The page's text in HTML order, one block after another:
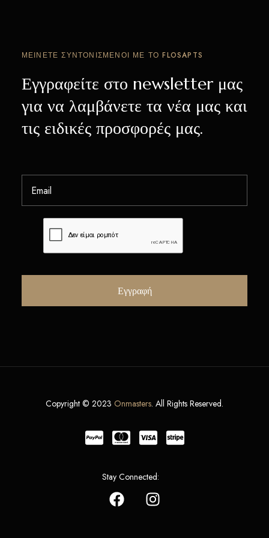
ΜΕΊΝΕΤΕ ΣΥΝΤΟΝΙΣΜΈΝΟΙ ΜΕ ΤΟ FLOSAPTS
Εγγραφείτε στο newsletter μας
για να λαμβάνετε τα νέα μας και
τις ειδικές προσφορές μας.
Copyright © 2023 Onmasters. All Rights Reserved.
Stay Connected: